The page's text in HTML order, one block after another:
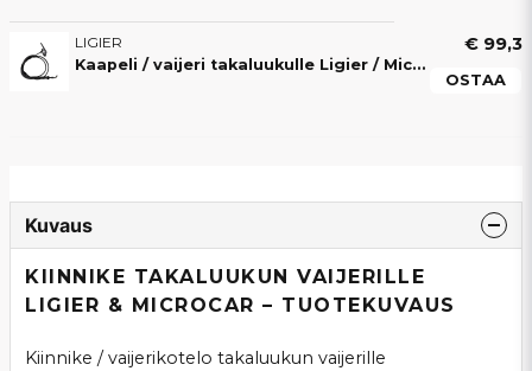
LIGIER
Kaapeli / vaijeri takaluukulle Ligier / Microcar
€ 99,3
OSTAA
Kuvaus
KIINNIKE TAKALUUKUN VAIJERILLE
LIGIER & MICROCAR – TUOTEKUVAUS
Kiinnike / vaijerikotelo takaluukun vaijerille